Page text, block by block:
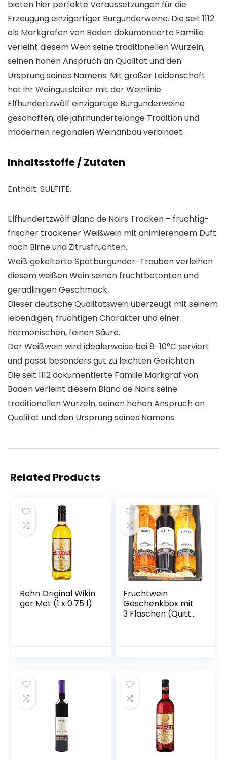
bieten hier perfekte Voraussetzungen für die
Erzeugung einzigartiger Burgunderweine. Die seit 1112
als Markgrafen von Baden dokumentierte Familie
verleiht diesem Wein seine traditionellen Wurzeln,
seinen hohen Anspruch an Qualität und den
Ursprung seines Namens. Mit großer Leidenschaft
hat ihr Weingutsleiter mit der Weinlinie
Elfhundertzwölf einzigartige Burgunderweine
geschaffen, die jahrhundertelange Tradition und
modernen regionalen Weinanbau verbindet.
Inhaltsstoffe / Zutaten
Enthält: SULFITE.
Elfhundertzwölf Blanc de Noirs Trocken – fruchtig-
frischer trockener Weißwein mit animierendem Duft
nach Birne und Zitrusfrüchten.
Weiß gekelterte Spätburgunder-Trauben verleihen
diesem weißen Wein seinen fruchtbetonten und
geradlinigen Geschmack.
Dieser deutsche Qualitätswein überzeugt mit seinem
lebendigen, fruchtigen Charakter und einer
harmonischen, feinen Säure.
Der Weißwein wird idealerweise bei 8-10°C serviert
und passt besonders gut zu leichten Gerichten.
Die seit 1112 dokumentierte Familie Markgraf von
Baden verleiht diesem Blanc de Noirs seine
traditionellen Wurzeln, seinen hohen Anspruch an
Qualität und den Ursprung seines Namens.
Related Products
Behn Original Wikin
ger Met (1 x 0.75 l)
Fruchtwein
Geschenkbox mit
3 Flaschen (Quitte,